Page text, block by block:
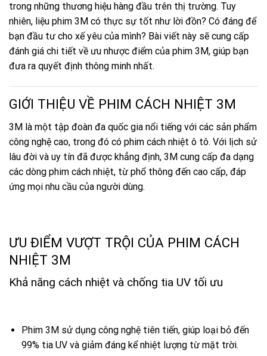
trong những thương hiệu hàng đầu trên thị trường. Tuy
nhiên, liệu phim 3M có thực sự tốt như lời đồn? Có đáng để
bạn đầu tư cho xế yêu của mình? Bài viết này sẽ cung cấp
đánh giá chi tiết về ưu nhược điểm của phim 3M, giúp bạn
đưa ra quyết định thông minh nhất.
GIỚI THIỆU VỀ PHIM CÁCH NHIỆT 3M
3M là một tập đoàn đa quốc gia nổi tiếng với các sản phẩm
công nghệ cao, trong đó có phim cách nhiệt ô tô. Với lịch sử
lâu đời và uy tín đã được khẳng định, 3M cung cấp đa dạng
các dòng phim cách nhiệt, từ phổ thông đến cao cấp, đáp
ứng mọi nhu cầu của người dùng.
ƯU ĐIỂM VƯỢT TRỘI CỦA PHIM CÁCH
NHIỆT 3M
Khả năng cách nhiệt và chống tia UV tối ưu
Phim 3M sử dụng công nghệ tiên tiến, giúp loại bỏ đến
99% tia UV và giảm đáng kể nhiệt lượng từ mặt trời.